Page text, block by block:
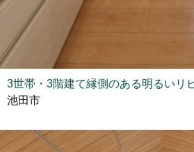
3世帯・3階建て縁側のある明るいリ
池田市